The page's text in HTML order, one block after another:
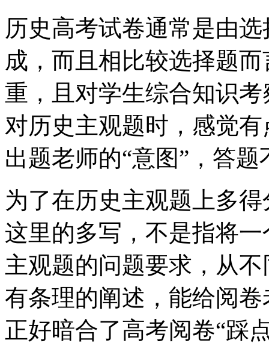
历史高考试卷通常是由
成，而且相比较选择题
重，且对学生综合知识
对历史主观题时，感觉
出题老师的“意图”，答
为了在历史主观题上多
这里的多写，不是指将
主观题的问题要求，从
有条理的阐述，能给阅
正好暗合了高考阅卷“踩